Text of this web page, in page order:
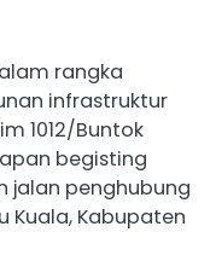
rangka
infrastruktur
1012/Buntok
begisting
jalan penghubung
Kuala, Kabupaten